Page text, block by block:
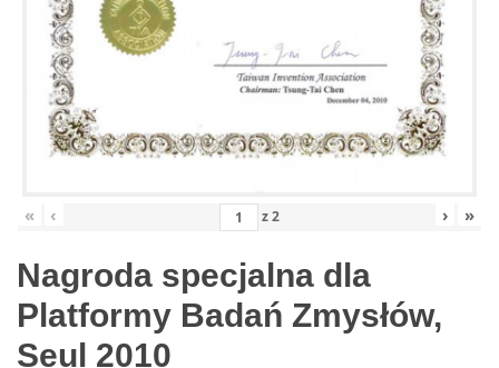
« ‹ z2 › »
Nagroda specjalna dla
Platformy Badań Zmysłów,
Seul 2010